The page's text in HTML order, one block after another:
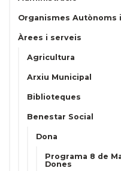
Organismes Autònoms
Àrees i serveis
Agricultura
Arxiu Municipal
Biblioteques
Benestar Social
Dona
Programa 8 de
Dones